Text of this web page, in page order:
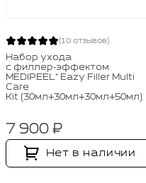
(10 отзывов)
Набор ухода
с филлер‑эффектом
MEDIPEEL⁺ Eazy Filler Multi
Care
Kit (30мл+30мл+30мл+50мл)
7 900 ₽
Нет в наличии